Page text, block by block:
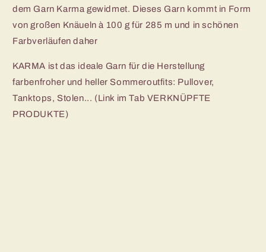
dem Garn Karma gewidmet. Dieses Garn kommt in Form
von großen Knäueln à 100 g für 285 m und in schönen
Farbverläufen daher
KARMA ist das ideale Garn für die Herstellung
farbenfroher und heller Sommeroutfits: Pullover,
Tanktops, Stolen... (Link im Tab VERKNÜPFTE
PRODUKTE)